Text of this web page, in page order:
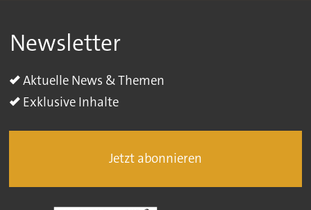
Newsletter
Aktuelle News & Themen
Exklusive Inhalte
Jetzt abonnieren